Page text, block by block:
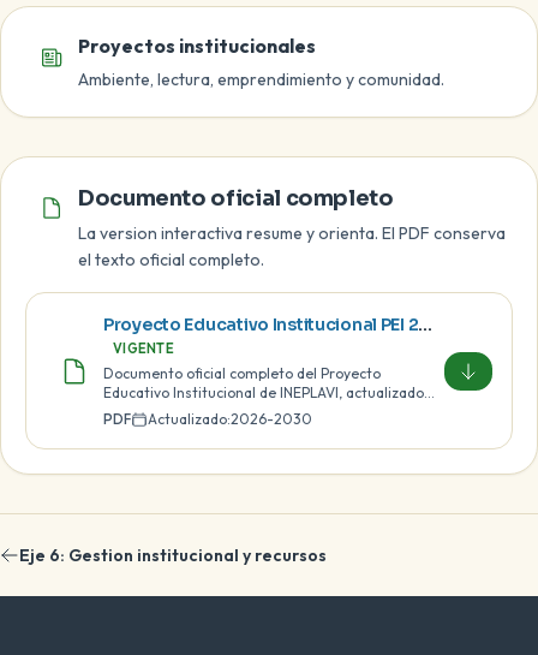
Proyectos institucionales
Ambiente, lectura, emprendimiento y comunidad.
Documento oficial
Documento oficial completo
La version interactiva resume y orienta. El PDF conserva
el texto oficial completo.
Proyecto Educativo Institucional PEI 2026-2030
VIGENTE
Documento oficial completo del Proyecto
Educativo Institucional de INEPLAVI, actualizado
para el periodo 2026-2030.
PDF Actualizado:2026-2030
Eje 6: Gestion institucional y recursos